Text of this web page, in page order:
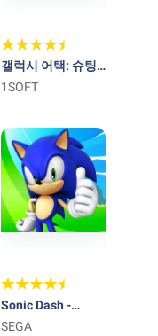
갤럭시 어택: 슈팅
비행기게임 - 80년
1SOFT
Sonic Dash -
Endless Running
SEGA